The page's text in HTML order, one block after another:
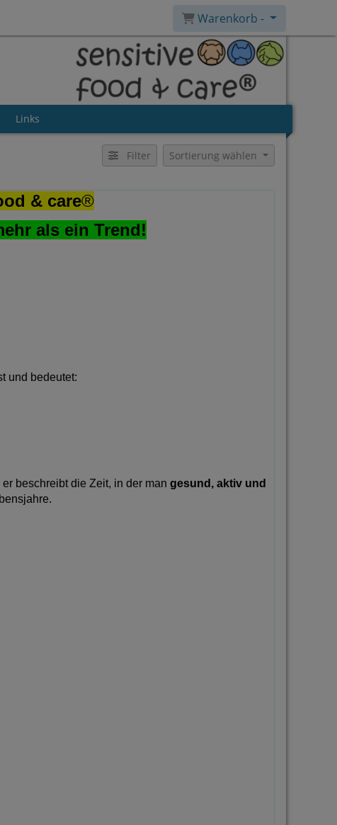
Warenkorb -
Links
Sortierung wählen
Filter
& care®
als ein Trend!
und bedeutet:
beschreibt die Zeit, in der man gesund, aktiv und